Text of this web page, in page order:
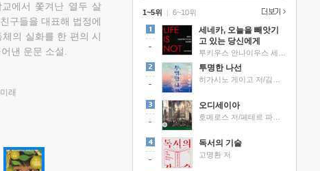
에서 쫓겨난 열두 살
구들을 대표해 법정에
의 실화를 한 편의 시
낸 운문 소설.
래
1~5위 |
세네카, 오늘을 빼앗기
고 있는 당신에게
투명한 나선
오디세이아
독서의 기술
고명환 저
6~10위